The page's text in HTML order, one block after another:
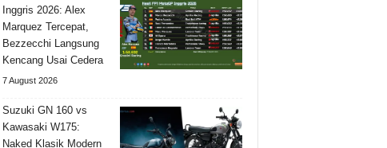
Inggris 2026: Alex
Marquez Tercepat,
Bezzecchi Langsung
Kencang Usai Cedera
7 August 2026
Suzuki GN 160 vs
Kawasaki W175:
Naked Klasik Modern